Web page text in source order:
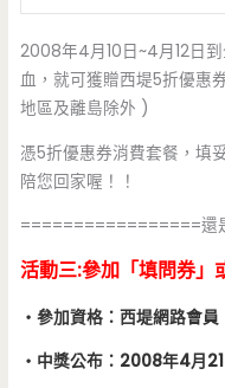
2008年4月10日~4月12日
血，就可獲贈西堤5折優惠
地區及離島除外 )
憑5折優惠券消費套餐，填
陪您回家喔！！
=================還
活動三:參加「填問券」
‧參加資格：西堤網路會員
‧中獎公布：2008年4月21